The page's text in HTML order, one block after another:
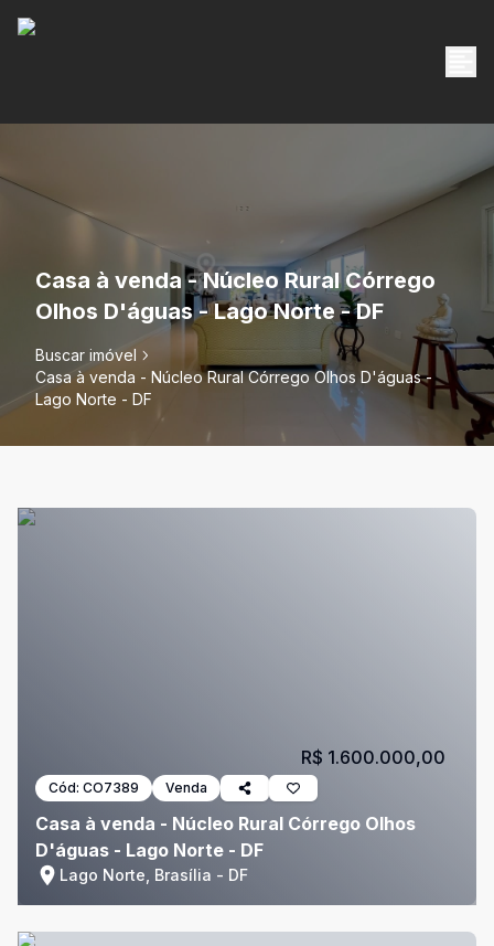
Casa à venda - Núcleo Rural Córrego
Olhos D'águas - Lago Norte - DF
Buscar imóvel
Casa à venda - Núcleo Rural Córrego Olhos D'águas -
Lago Norte - DF
Cód: CO7389 Venda
Casa à venda - Núcleo Rural Córrego Olhos
D'águas - Lago Norte - DF
Lago Norte, Brasília - DF
R$ 1.600.000,00